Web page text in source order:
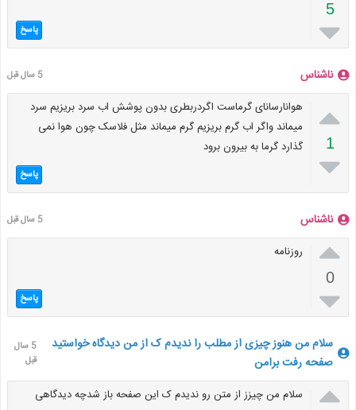
5
 پاسخ
ناشناس 5 سال قبل

1

هوانارسانای گرماست اگردربطری بدون پوشش اب سرد بریزیم سرد
میماند واگر اب گرم بریزیم گرم میماند مثل فلاسک چون هوا نمی
گذارد گرما به بیرون برود
پاسخ
ناشناس 5 سال قبل

0

روزنامه
پاسخ
سلام من هنوز چیزی از مطلب را ندیدم ک از من دیدگاه خواستید
صفحه رفت برامن
5 سال
قبل

سلام من چیزز از متن رو ندیدم ک این صفحه باز شدچه دیدگاهی